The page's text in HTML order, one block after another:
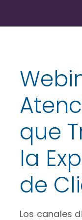
que
la
de
Los canales